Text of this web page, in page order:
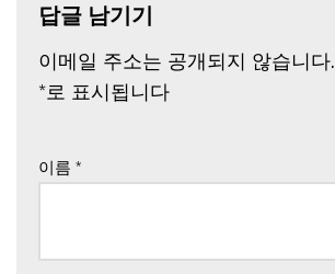
답글 남기기
이메일 주소는 공개되지 않습니다.
*로 표시됩니다
이름 *